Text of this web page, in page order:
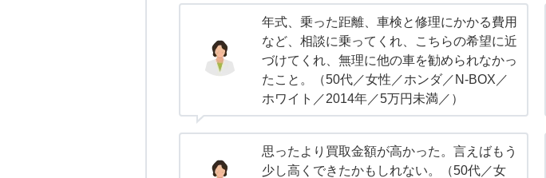
年式、乗った距離、車検と修理にかかる費用
など、相談に乗ってくれ、こちらの希望に近
づけてくれ、無理に他の車を勧められなかっ
たこと。（50代／女性／ホンダ／N-BOX／
ホワイト／2014年／5万円未満／）
思ったより買取金額が高かった。言えばもう
少し高くできたかもしれない。（50代／女